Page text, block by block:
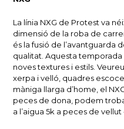
La línia NXG de Protest va
dimensió de la roba de
és la fusió de l’avantguarda
qualitat. Aquesta
noves textures i estils.
xerpa i velló, quadres
màniga llarga d’home, el
peces de dona, podem
a l’aigua 5k a peces de vellut